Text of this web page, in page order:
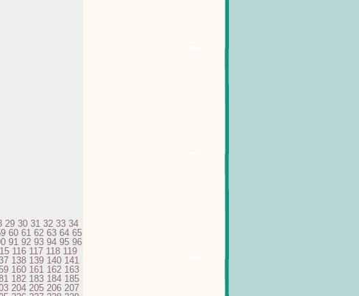
29 30 31 32 33 34
60 61 62 63 64 65
91 92 93 94 95 96
116 117 118 119
138 139 140 141
160 161 162 163
182 183 184 185
204 205 206 207